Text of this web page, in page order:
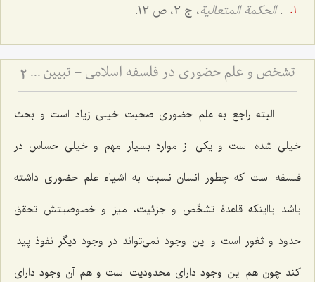
.الحکمة المتعالیة، ج 2، ص 12.
تشخص و علم حضوری در فلسفه اسلامی - تبیین جایگاه علم حضوری در احاطه بر هستی 2
البته راجع به علم حضوری صحبت خیلی زیاد است و بحث
خیلی شده است و یکی از موارد بسیار مهم و خیلی حساس در
فلسفه است که چطور انسان نسبت به اشیاء علم حضوری داشته
باشد بااینکه قاعدۀ تشخّص و جزئیت، میز و خصوصیتش تحقق
حدود و ثغور است و این وجود نمی‌تواند در وجود دیگر نفوذ پیدا
کند چون هم این وجود دارای محدودیت است و هم آن وجود دارای